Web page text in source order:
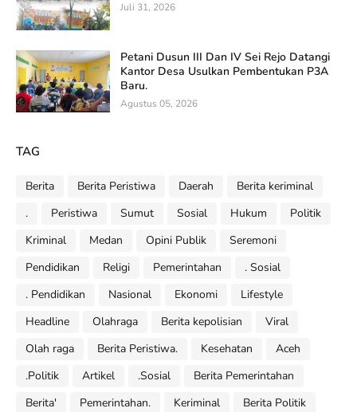
Juli 31, 2026
Petani Dusun III Dan IV Sei Rejo Datangi
Kantor Desa Usulkan Pembentukan P3A
Baru.
Agustus 05, 2026
TAG
Berita Berita Peristiwa Daerah
Berita keriminal
.
Peristiwa Sumut Sosial Hukum
Politik
Kriminal
Medan Opini Publik
Seremoni
Pendidikan
Religi Pemerintahan
. Sosial
. Pendidikan
Nasional Ekonomi
Lifestyle
Headline
Olahraga Berita kepolisian
Viral
Olah raga
Berita Peristiwa. Kesehatan
Aceh
.Politik
Artikel .Sosial
Berita Pemerintahan
Berita'
Pemerintahan. Keriminal
Berita Politik